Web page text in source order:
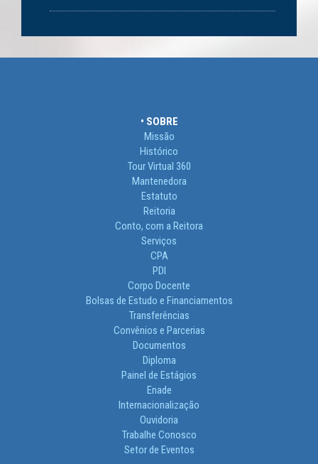
• SOBRE
Missão
Histórico
Tour Virtual 360
Mantenedora
Estatuto
Reitoria
Conto, com a Reitora
Serviços
CPA
PDI
Corpo Docente
Bolsas de Estudo e Financiamentos
Transferências
Convênios e Parcerias
Documentos
Diploma
Painel de Estágios
Enade
Internacionalização
Ouvidoria
Trabalhe Conosco
Setor de Eventos